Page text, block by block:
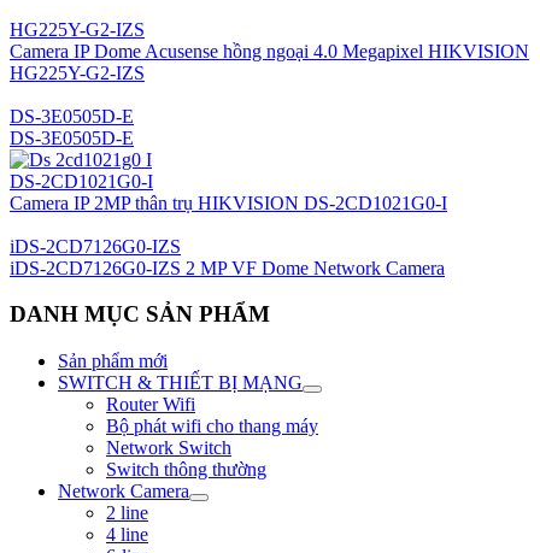
HG225Y-G2-IZS
Camera IP Dome Acusense hồng ngoại 4.0 Megapixel HIKVISION
HG225Y-G2-IZS
DS-3E0505D-E
DS-3E0505D-E
DS-2CD1021G0-I
Camera IP 2MP thân trụ HIKVISION DS-2CD1021G0-I
iDS-2CD7126G0-IZS
iDS-2CD7126G0-IZS 2 MP VF Dome Network Camera
DANH MỤC SẢN PHẨM
Sản phẩm mới
SWITCH & THIẾT BỊ MẠNG
Router Wifi
Bộ phát wifi cho thang máy
Network Switch
Switch thông thường
Network Camera
2 line
4 line